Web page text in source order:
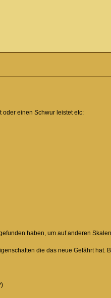
oder einen Schwur leistet etc:
haben, um auf anderen
die das neue Gefährt hat.